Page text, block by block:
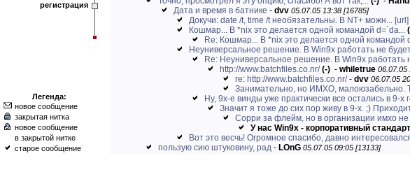
регистрация
Легенда:
новое сообщение
закрытая нитка
новое сообщение
в закрытой нитке
старое сообщение
Дата и время в батнике - dvv 05.07.05 13:38 [16785]
Докучи: date /t, time /t необязательны. В NT+ можн... [url]
Кошмар... В *nix это делается одной командой d=`da...
Re: Кошмар... В *nix это делается одной командой
Неуниверсальное решение. В Win9x работать не
Re: Неуниверсальное решение. В Win9x работать
http://www.batchfiles.co.nr/ (-) - whiletrue 06.07.05
re: http://www.batchfiles.co.nr/- dvv 06.07.05
Занимательно, но ИМХО, малоюзабельно.
Ну, 9х-е винды уже практически все остались в 9-х
Значит я тоже до сих пор живу в 9-x. ;)
Сорри за флейм, но в организации имхо не
У нас Win9x - корпоративный
Вот это весчь! Огромное спасибо, давно
пользую сию штуковину, рад - LOnG 05.07.05 09:05 [13133]